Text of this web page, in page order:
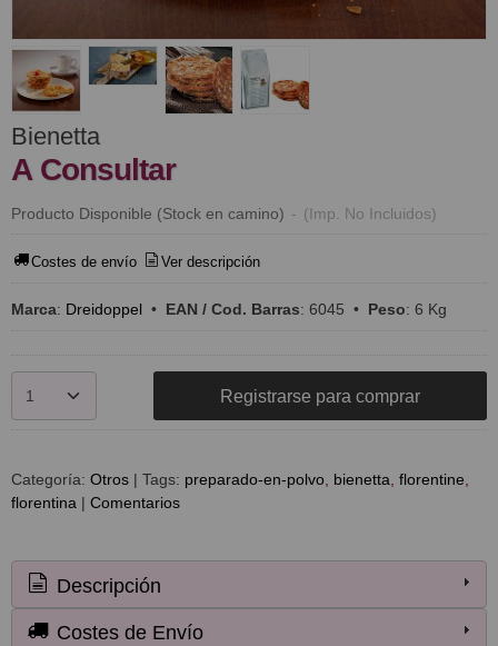
Bienetta
A Consultar
Producto Disponible (Stock en camino) - (Imp. No Incluidos)
Costes de envío Ver descripción
Marca: Dreidoppel • EAN / Cod. Barras: 6045 • Peso: 6 Kg
Registrarse para comprar
Categoría: Otros | Tags: preparado-en-polvo bienetta florentine
florentina | Comentarios
Descripción
Costes de Envío